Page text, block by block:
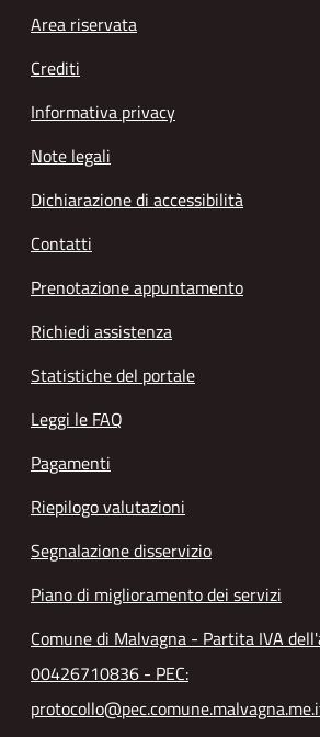
Footer menu
Area riservata
Crediti
Informativa privacy
Note legali
Dichiarazione di accessibilità
Contatti
Prenotazione appuntamento
Richiedi assistenza
Statistiche del portale
Leggi le FAQ
Pagamenti
Riepilogo valutazioni
Segnalazione disservizio
Piano di miglioramento dei servizi
Comune di Malvagna - Partita IVA
00426710836 - PEC: